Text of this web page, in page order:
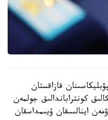
قازاقستان
كونتراباندالىق جولمەن
اينالىسقان ۇيىمداسقان